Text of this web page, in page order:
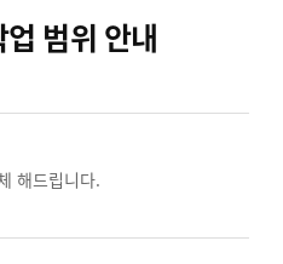
범위 안내
해드립니다.